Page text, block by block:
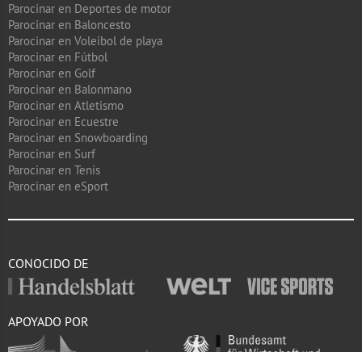
Parocinar en Deportes de motor
Parocinar en Baloncesto
Parocinar en Voleibol de playa
Parocinar en Fútbol
Parocinar en Golf
Parocinar en Balonmano
Parocinar en Atletismo
Parocinar en Ecuestre
Parocinar en Snowboarding
Parocinar en Surf
Parocinar en Tenis
Parocinar en eSport
CONOCIDO DE
APOYADO POR